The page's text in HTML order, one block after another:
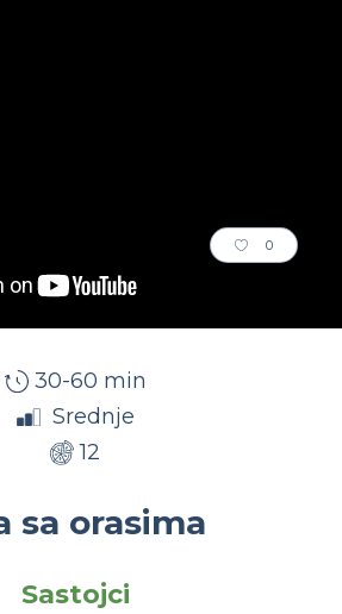
0
30-60 min
Srednje
12
sa orasima
Sastojci